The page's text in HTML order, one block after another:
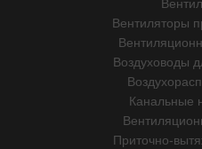
Вентиляторы
Воздуховоды
Канальные
Приточно-